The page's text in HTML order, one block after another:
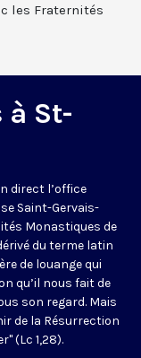
les Fraternités
à St-
direct l’office
Saint-Gervais-
Monastiques de
du terme latin
de louange qui
qu’il nous fait de
son regard. Mais
de la Résurrection
(Lc 1,28).